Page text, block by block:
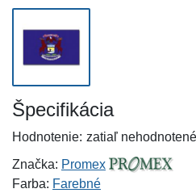
Špecifikácia
Hodnotenie: zatiaľ
Značka: Promex
Farba: Farebné